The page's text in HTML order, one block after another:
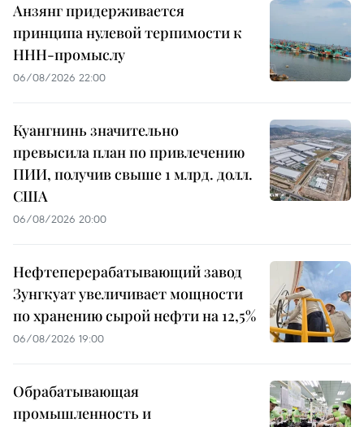
Анзянг придерживается
принципа нулевой терпимости к
ННН-промыслу
06/08/2026 22:00
Куангнинь значительно
превысила план по привлечению
ПИИ, получив свыше 1 млрд. долл.
США
06/08/2026 20:00
Нефтеперерабатывающий завод
Зунгкуат увеличивает мощности
по хранению сырой нефти на 12,5%
06/08/2026 19:00
Обрабатывающая
промышленность и